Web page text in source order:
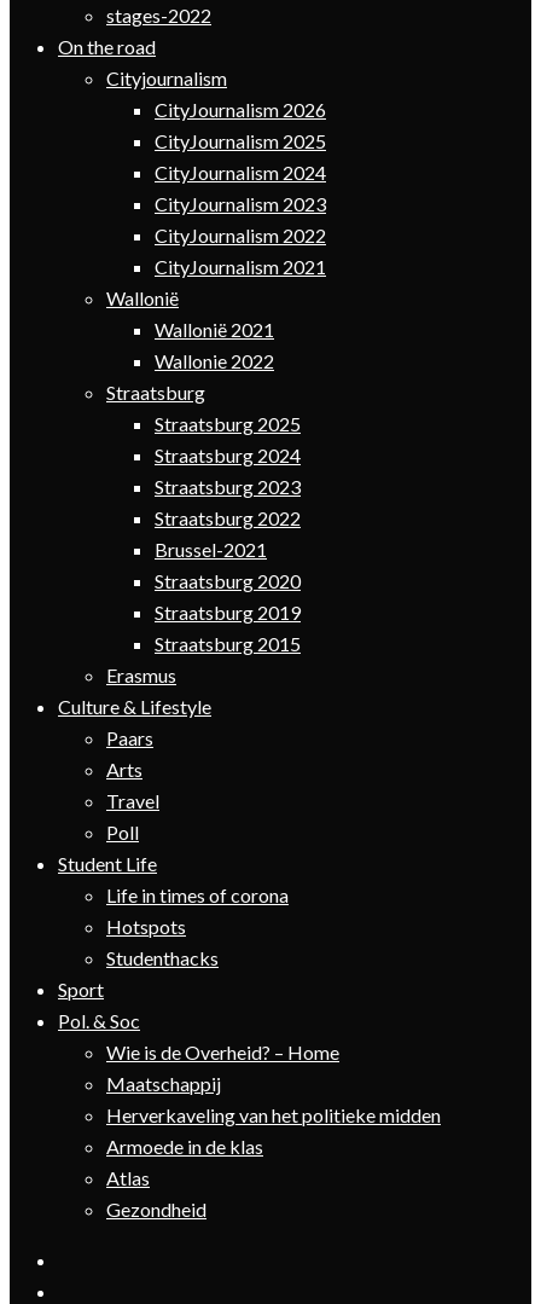
stages-2022
On the road
Cityjournalism
CityJournalism 2026
CityJournalism 2025
CityJournalism 2024
CityJournalism 2023
CityJournalism 2022
CityJournalism 2021
Wallonië
Wallonië 2021
Wallonie 2022
Straatsburg
Straatsburg 2025
Straatsburg 2024
Straatsburg 2023
Straatsburg 2022
Brussel-2021
Straatsburg 2020
Straatsburg 2019
Straatsburg 2015
Erasmus
Culture & Lifestyle
Paars
Arts
Travel
Poll
Student Life
Life in times of corona
Hotspots
Studenthacks
Sport
Pol. & Soc
Wie is de Overheid? – Home
Maatschappij
Herverkaveling van het politieke midden
Armoede in de klas
Atlas
Gezondheid